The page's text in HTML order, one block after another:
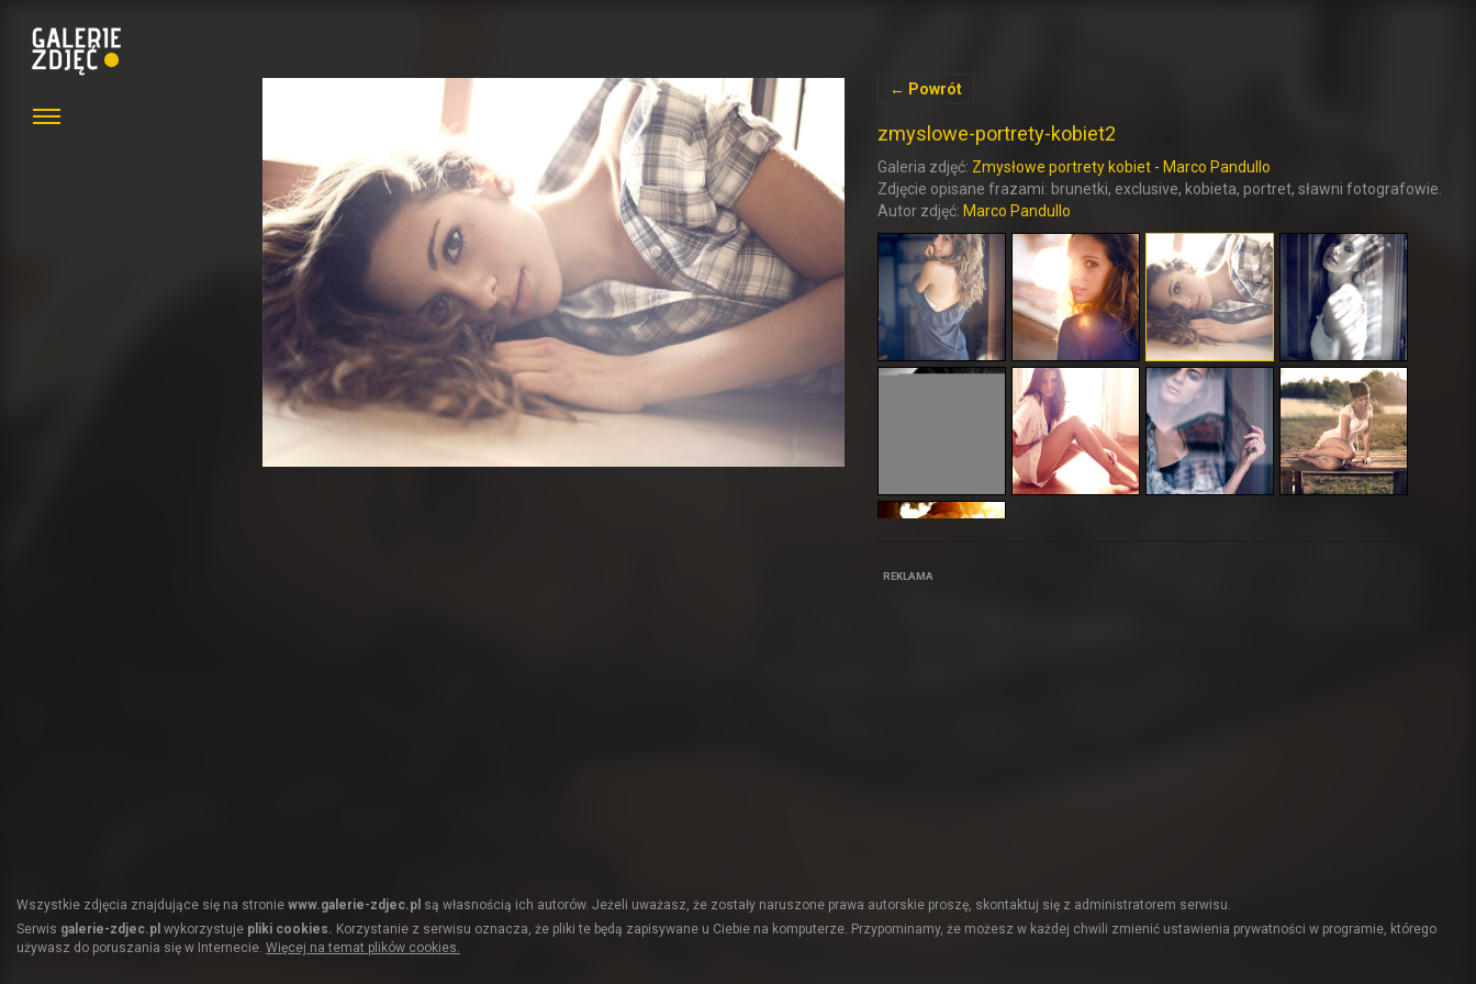
← Powrót
zmyslowe-portrety-kobiet2
Galeria zdjęć: Zmysłowe portrety kobiet - Marco Pandullo
Zdjęcie opisane frazami: brunetki, exclusive, kobieta, portret, sławni fotografowie.
Autor zdjęć: Marco Pandullo
REKLAMA
Wszystkie zdjęcia znajdujące się na stronie www.galerie-zdjec.pl są własnością ich autorów. Jeżeli uważasz, że zostały naruszone prawa autorskie proszę, skontaktuj się z administratorem serwisu.
Serwis galerie-zdjec.pl wykorzystuje pliki cookies. Korzystanie z serwisu oznacza, że pliki te będą zapisywane u Ciebie na komputerze. Przypominamy, że możesz w każdej chwili zmienić ustawienia prywatności w programie, którego
używasz do poruszania się w Internecie. Więcej na temat plików cookies.